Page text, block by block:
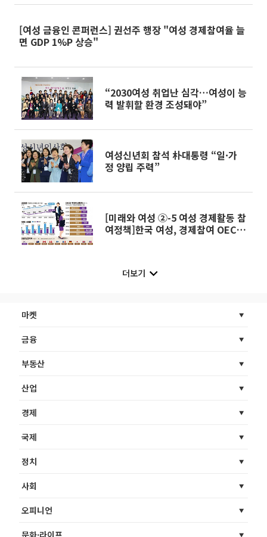
[여성 금융인 콘퍼런스] 권선주 행장 "여성 경제참여율 늘
면 GDP 1%P 상승"
“2030여성 취업난 심각…여성이 능
력 발휘할 환경 조성돼야”
여성신년회 참석 朴대통령 “일·가
정 양립 주력”
[미래와 여성 ②-5 여성 경제활동 참
여정책]한국 여성, 경제참여 OECD
더보기
마켓
금융
부동산
산업
경제
국제
정치
사회
오피니언
문화·라이프